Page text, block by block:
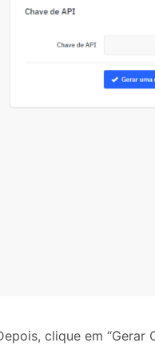
clique em “Gerar